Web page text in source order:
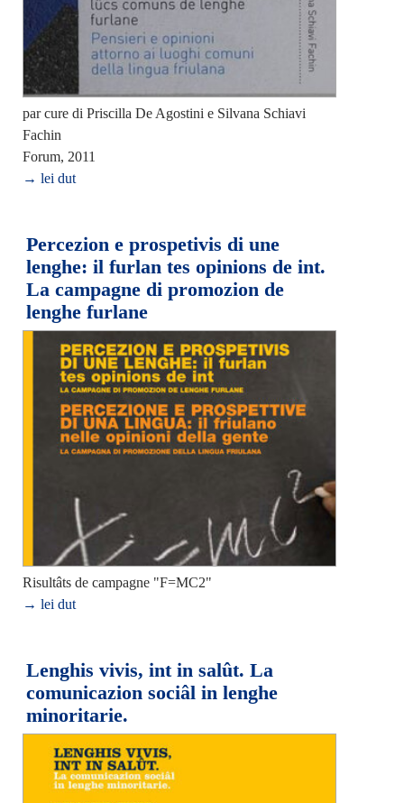
par cure di Priscilla De Agostini e Silvana Schiavi
Fachin
Forum, 2011
→ lei dut
Percezion e prospetivis di une
lenghe: il furlan tes opinions de int.
La campagne di promozion de
lenghe furlane
Risultâts de campagne "F=MC2"
→ lei dut
Lenghis vivis, int in salût. La
comunicazion sociâl in lenghe
minoritarie.